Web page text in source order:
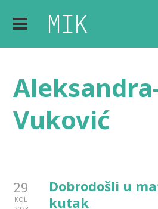
Vuković
29
KOL
Dobrodošli u
kutak